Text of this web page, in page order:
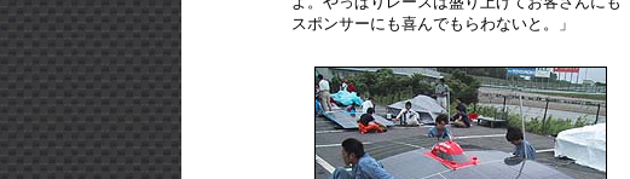
スポンサーにも喜んでもらわないと。」